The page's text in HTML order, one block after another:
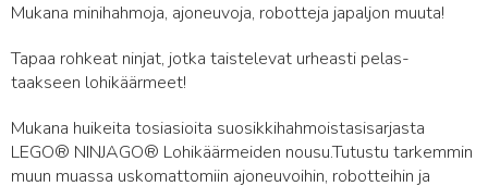
Mukana minihahmoja, ajoneuvoja, robotteja japaljon muuta!
Tapaa rohkeat ninjat, jotka taistelevat urheasti pelas-
taakseen lohikäärmeet!
Mukana huikeita tosiasioita suosikkihahmoistasisarjasta
LEGO® NINJAGO® Lohikäärmeiden nousu.Tutustu tarkemmin
muun muassa uskomattomiin ajoneuvoihin, robotteihin ja